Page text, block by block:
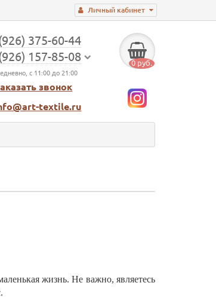
Личный кабинет
375-60-44
157-85-08
с 11:00 до 21:00
звонок
textile.ru
0 руб.
жизнь. Не важно, являетесь